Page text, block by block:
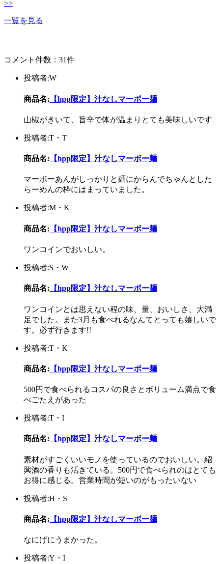
>>
一覧を見る
コメント件数：31件
投稿者:W
商品名: 【hpp限定】汁なしマーボー麺
山椒がきいて、旨辛で体が温まりとても美味しいです
投稿者:T・T
商品名: 【hpp限定】汁なしマーボー麺
マーボーあんがしっかりと麺にからんでちゃんとした
らーめんの枠にはまっていました。
投稿者:M・K
商品名: 【hpp限定】汁なしマーボー麺
ワンコインでおいしい。
投稿者:S・W
商品名: 【hpp限定】汁なしマーボー麺
ワンコインとは思えない程の味、量、おいしさ、大満
足でした。また3月も食べれるなんてとっても嬉しいで
す。必ず行きます!!
投稿者:T・K
商品名: 【hpp限定】汁なしマーボー麺
500円で食べられるコスパの良さとボリューム満点で食
べごたえがあった
投稿者:T・I
商品名: 【hpp限定】汁なしマーボー麺
素材がすごくいいモノを使っているのでおいしい。紹
興酒の香りも活きている。500円で食べられのはとても
お得に感じる。営業時間が短いのがもったいない
投稿者:H・S
商品名: 【hpp限定】汁なしマーボー麺
なにげにうまかった。
投稿者:Y・I